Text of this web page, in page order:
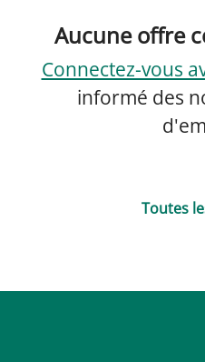
Aucune offre
Connectez-vous
informé des
Toutes